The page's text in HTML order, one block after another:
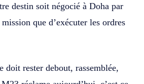
destin soit négocié à Doha par
que d’exécuter les ordres
doit rester debout, rassemblée,